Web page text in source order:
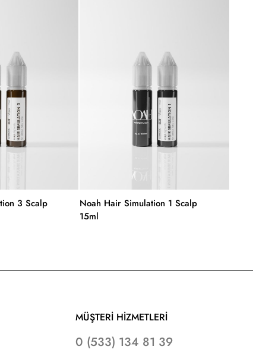
3 Scalp
Noah Hair Simulation 1 Scalp
15ml
MÜŞTERİ HİZMETLERİ
0 (533) 134 81 39